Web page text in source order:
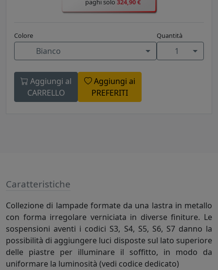
paghi solo 324,90 €
Colore
Bianco
Quantità
1
Aggiungi al
CARRELLO
Aggiungi ai
PREFERITI
Caratteristiche
Collezione di lampade formate da una lastra in metallo
con forma irregolare verniciata in diverse finiture. Le
sospensioni aventi i codici S3, S4, S5, S6, S7 danno la
possibilità di aggiungere luci disposte sul lato superiore
delle piastre per illuminare il soffitto, in modo da
uniformare la luminosità (vedi codice dedicato)